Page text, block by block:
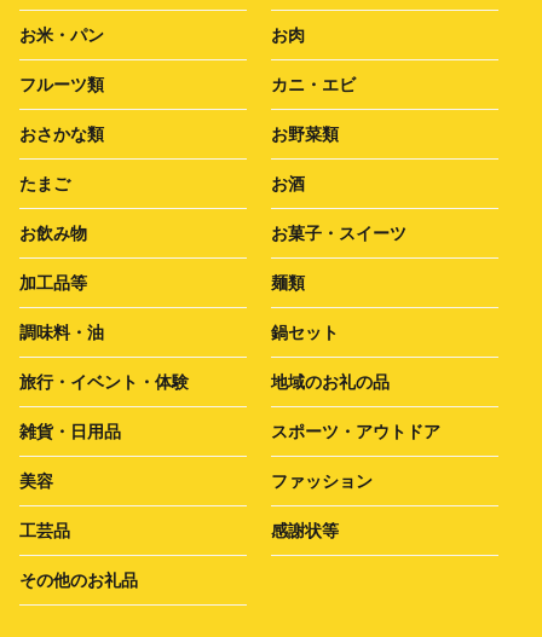
お米・パン お肉
フルーツ類 カニ・エビ
おさかな類 お野菜類
たまご お酒
お飲み物 お菓子・スイーツ
加工品等 麺類
調味料・油 鍋セット
旅行・イベント・体験 地域のお礼の品
雑貨・日用品 スポーツ・アウトドア
美容 ファッション
工芸品 感謝状等
その他のお礼品